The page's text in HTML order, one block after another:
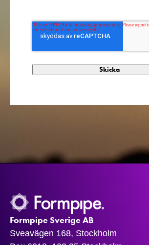
Formpipe Sverige AB
Sveavägen 168, Stockholm